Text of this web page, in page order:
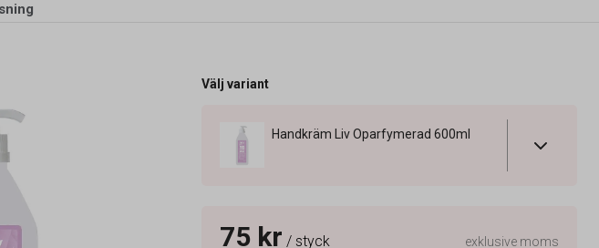
Välj variant
Handkräm Liv Oparfymerad 600ml
75 kr / styck exklusive moms